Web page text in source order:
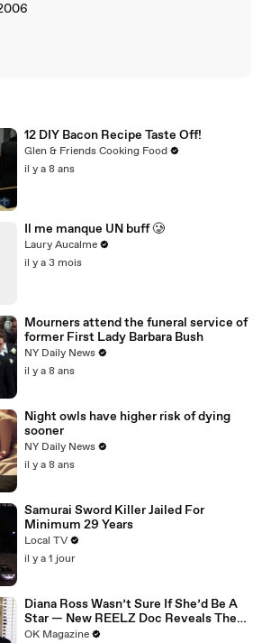
12 DIY Bacon Recipe Taste Off!
Glen & Friends Cooking Food
il y a 8 ans
Il me manque UN buff 🥲
Laury Aucalme
il y a 3 mois
Mourners attend the funeral service of
former First Lady Barbara Bush
NY Daily News
il y a 8 ans
Night owls have higher risk of dying
sooner
NY Daily News
il y a 8 ans
Samurai Sword Killer Jailed For
Minimum 29 Years
Local TV
il y a 1 jour
Diana Ross Wasn’t Sure If She’d Be A
Star — New REELZ Doc Reveals The
Reason Why
OK Magazine